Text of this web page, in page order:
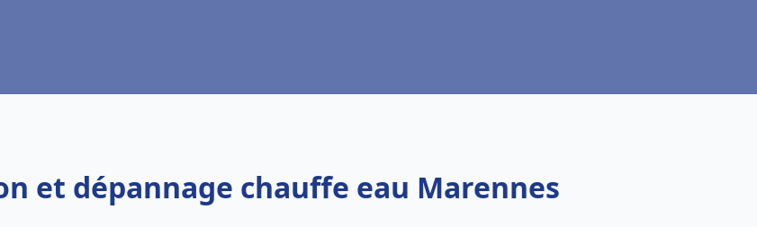
et dépannage chauffe eau Marennes